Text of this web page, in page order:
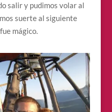
salir y pudimos volar al
suerte al siguiente
mágico.